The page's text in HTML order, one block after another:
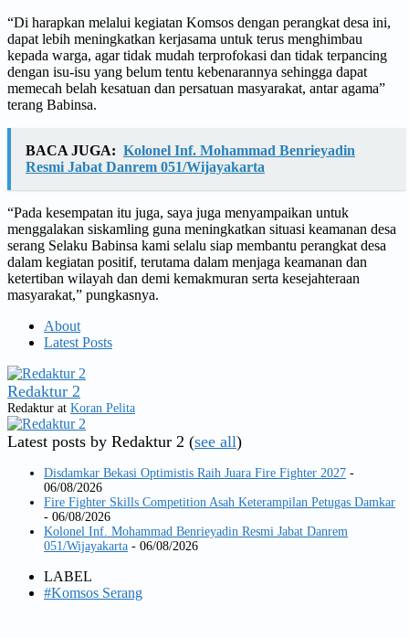
“Di harapkan melalui kegiatan Komsos dengan perangkat desa ini,
dapat lebih meningkatkan kerjasama untuk terus menghimbau
kepada warga, agar tidak mudah terprofokasi dan tidak terpancing
dengan isu-isu yang belum tentu kebenarannya sehingga dapat
memecah belah kesatuan dan persatuan masyarakat, antar agama”
terang Babinsa.
BACA JUGA: Kolonel Inf. Mohammad Benrieyadin
Resmi Jabat Danrem 051/Wijayakarta
“Pada kesempatan itu juga, saya juga menyampaikan untuk
menggalakan siskamling guna meningkatkan situasi keamanan desa
serang Selaku Babinsa kami selalu siap membantu perangkat desa
dalam kegiatan positif, terutama dalam menjaga keamanan dan
ketertiban wilayah dan demi kemakmuran serta kesejahteraan
masyarakat,” pungkasnya.
About
Latest Posts
Redaktur 2
Redaktur at Koran Pelita
Latest posts by Redaktur 2 (see all)
Disdamkar Bekasi Optimistis Raih Juara Fire Fighter 2027 -
06/08/2026
Fire Fighter Skills Competition Asah Keterampilan Petugas Damkar
- 06/08/2026
Kolonel Inf. Mohammad Benrieyadin Resmi Jabat Danrem
051/Wijayakarta - 06/08/2026
LABEL
#Komsos Serang